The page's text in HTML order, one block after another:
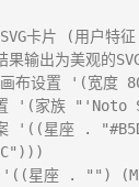
卡片 (用户特
果输出为美观的
布设置 '(宽度
置 '(家族
'((星座 .
'((星座 . "")